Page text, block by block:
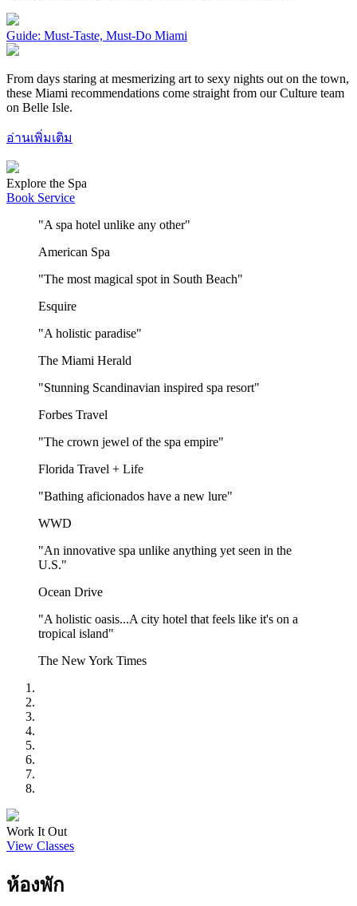
Guide: Must-Taste, Must-Do Miami
From days staring at mesmerizing art to sexy nights out on the town,
these Miami recommendations come straight from our Culture team
on Belle Isle.
อ่านเพิ่มเติม
Explore the Spa
Book Service
"A spa hotel unlike any other"
American Spa
"The most magical spot in South Beach"
Esquire
"A holistic paradise"
The Miami Herald
"Stunning Scandinavian inspired spa resort"
Forbes Travel
"The crown jewel of the spa empire"
Florida Travel + Life
"Bathing aficionados have a new lure"
WWD
"An innovative spa unlike anything yet seen in the
U.S."
Ocean Drive
"A holistic oasis...A city hotel that feels like it's on a
tropical island"
The New York Times
Work It Out
View Classes
ห้องพัก